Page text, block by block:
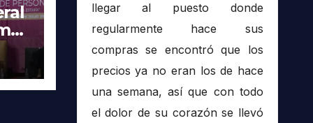
llegar al puesto donde
regularmente hace sus
compras se encontró que los
precios ya no eran los de hace
una semana, así que con todo
el dolor de su corazón se llevó